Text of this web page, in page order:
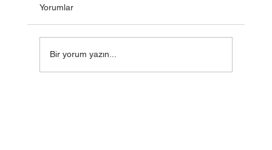
Dikkat Çekici Notlar
Yorumlar
Bir yorum yazın...